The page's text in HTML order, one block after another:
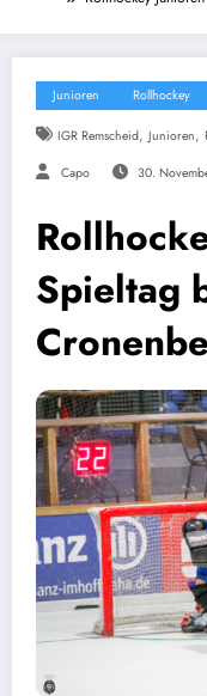
Junioren Rollhockey
IGR Remscheid, Junioren,
Capo 30.
Spieltag